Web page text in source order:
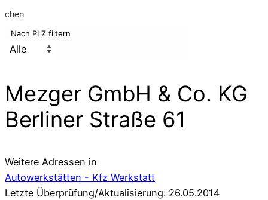
Nach PLZ filtern
Mezger GmbH & Co. KG
Berliner Straße 61
Weitere Adressen in
Autowerkstätten - Kfz Werkstatt
Letzte Überprüfung/Aktualisierung: 26.05.2014